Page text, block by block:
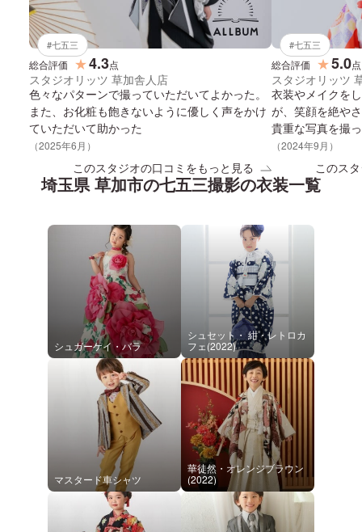
#七五三
総合評価 ★4.3点
スタジオリッツ 草加舎人店
色々なパターンで撮っていただいてよかった。
また、お化粧も飽きないように優しく声をかけ
ていただいて助かった
（2025年6月）
このスタジオの口コミをもっと見る
#七五三
総合評価 ★5.0点
スタジオリッツ
衣装やメイクを
が、笑顔を絶や
貴重な写真を撮
⭐︎ アルバムが届
ございました。
（2024年9月）
このス
埼玉県 草加市の七五三撮影の衣装一覧
シュガーケイ・バラ
シュセット・ 紺・レトロカ
フェ(2022)
マスタード車シャツ
華徒然・オレンジブラウン
(2022)